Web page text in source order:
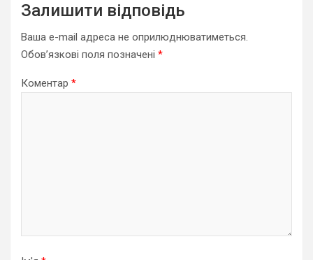
Залишити відповідь
Ваша e-mail адреса не оприлюднюватиметься.
Обов’язкові поля позначені *
Коментар *